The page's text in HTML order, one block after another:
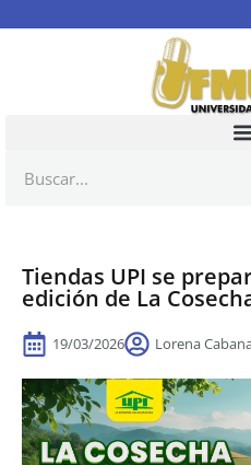
Tiendas UPI se
edición de La
19/03/2026 Lorena